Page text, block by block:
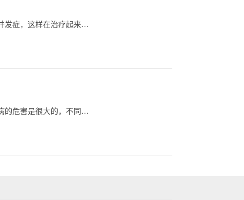
发症，这样在治疗起来…
的危害是很大的，不同…